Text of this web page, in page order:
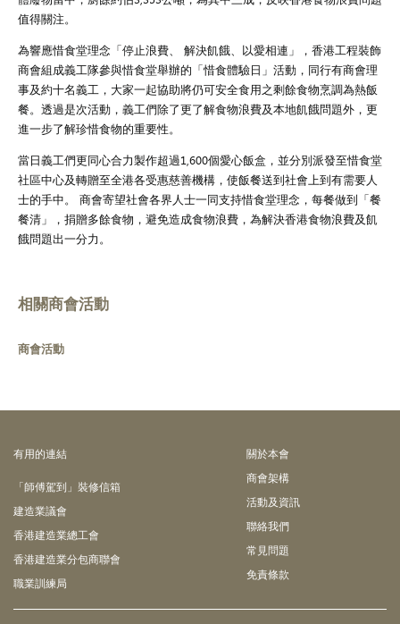
值得關注。
為響應惜食堂理念「停止浪費、 解決飢餓、以愛相連」，香港工程裝飾
商會組成義工隊參與惜食堂舉辦的「惜食體驗日」活動，同行有商會理
事及約十名義工，大家一起協助將仍可安全食用之剩餘食物烹調為熱飯
餐。透過是次活動，義工們除了更了解食物浪費及本地飢餓問題外，更
進一步了解珍惜食物的重要性。
當日義工們更同心合力製作超過1,600個愛心飯盒，並分別派發至惜食堂
社區中心及轉贈至全港各受惠慈善機構，使飯餐送到社會上到有需要人
士的手中。 商會寄望社會各界人士一同支持惜食堂理念，每餐做到「餐
餐清」，捐贈多餘食物，避免造成食物浪費，為解決香港食物浪費及飢
餓問題出一分力。
相關商會活動
商會活動
有⽤的連結
「師傅駕到」裝修信箱
建造業議會
香港建造業總工會
香港建造業分包商聯會
職業訓練局
關於本會
商會架構
活動及資訊
聯絡我們
常見問題
免責條款